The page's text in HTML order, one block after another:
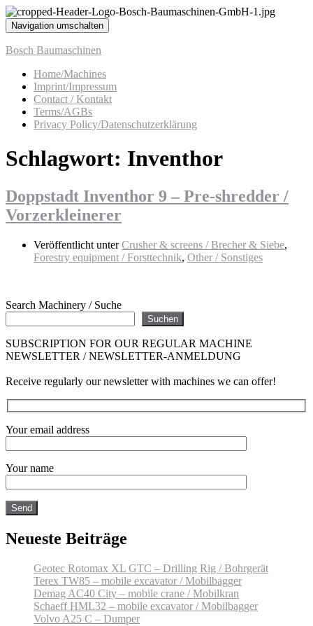
Navigation umschalten
Bosch Baumaschinen
Home/Machines
Imprint/Impressum
Contact / Kontakt
Terms/AGBs
Privacy Policy/Datenschutzerklärung
Schlagwort: Inventhor
Doppstadt Inventhor 9 – Pre-shredder /
Vorzerkleinerer
Veröffentlicht unterCrusher & screens / Brecher & Siebe,
Forestry equipment / Forsttechnik, Other / Sonstiges
Search Machinery / Suche
Suchen
SUBSCRIPTION FOR OUR REGULAR MACHINE
NEWSLETTER / NEWSLETTER-ANMELDUNG
Receive regularly our newsletter with machines we can offer!
Your email address
Your name
Neueste Beiträge
Geotec Rotomax XL GTC – Drilling Rig / Bohrgerät
Terex TW85 – mobile excavator / Mobilbagger
Demag AC40 City – mobile crane / Mobilkran
Schaeff HML32 – mobile excavator / Mobilbagger
Volvo A25 C – Dumper